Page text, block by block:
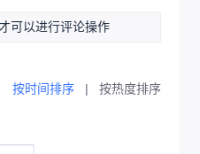
可以进行评论操作
按时间排序 | 按热度排序